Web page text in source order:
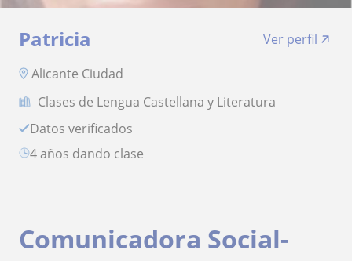
Patricia
Ver perfil
Alicante Ciudad
Clases de Lengua Castellana y Literatura
Datos verificados
4 años dando clase
Comunicadora Social-